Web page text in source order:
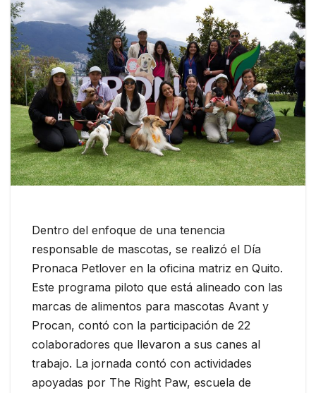
Dentro del enfoque de una tenencia
responsable de mascotas, se realizó el Día
Pronaca Petlover en la oficina matriz en Quito.
Este programa piloto que está alineado con las
marcas de alimentos para mascotas Avant y
Procan, contó con la participación de 22
colaboradores que llevaron a sus canes al
trabajo. La jornada contó con actividades
apoyadas por The Right Paw, escuela de